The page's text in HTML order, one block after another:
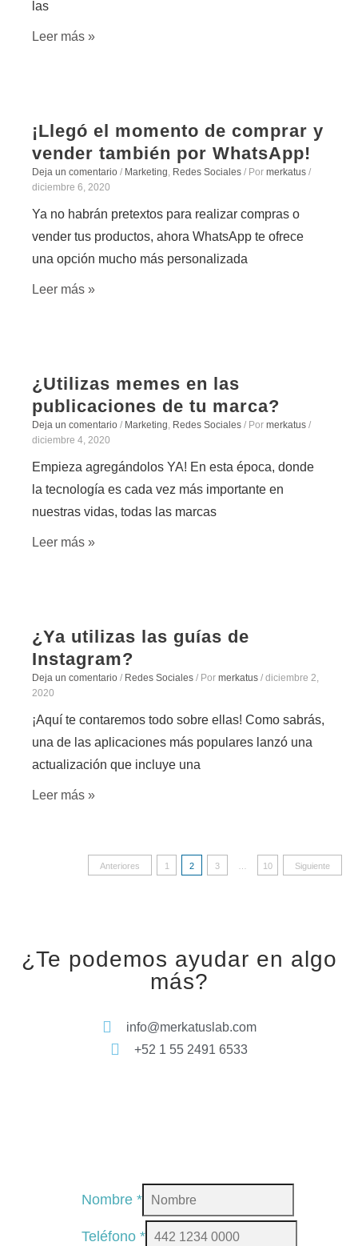
las
Leer más »
¡Llegó el momento de comprar y
vender también por WhatsApp!
Deja un comentario / Marketing, Redes Sociales / Por merkatus /
diciembre 6, 2020
Ya no habrán pretextos para realizar compras o
vender tus productos, ahora WhatsApp te ofrece
una opción mucho más personalizada
Leer más »
¿Utilizas memes en las
publicaciones de tu marca?
Deja un comentario / Marketing, Redes Sociales / Por merkatus /
diciembre 4, 2020
Empieza agregándolos YA! En esta época, donde
la tecnología es cada vez más importante en
nuestras vidas, todas las marcas
Leer más »
¿Ya utilizas las guías de
Instagram?
Deja un comentario / Redes Sociales / Por merkatus / diciembre 2,
2020
¡Aquí te contaremos todo sobre ellas! Como sabrás,
una de las aplicaciones más populares lanzó una
actualización que incluye una
Leer más »
Anteriores 1 2 3 10 Siguiente
¿Te podemos ayudar en algo
más?
info@merkatuslab.com
+52 1 55 2491 6533
Nombre *
Teléfono *